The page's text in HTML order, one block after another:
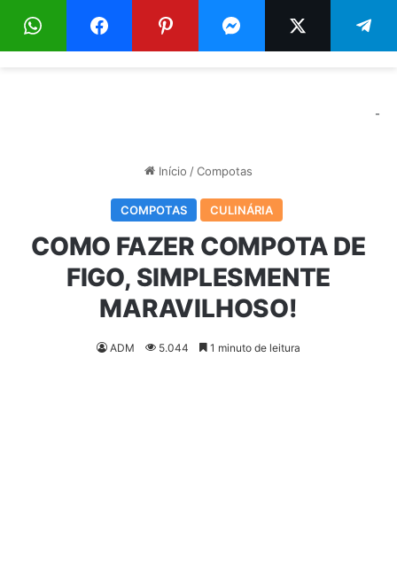
Menu
-
Início /Compotas
COMPOTAS CULINÁRIA
COMO FAZER COMPOTA DE
FIGO, SIMPLESMENTE
MARAVILHOSO!
ADM 5.044 1 minuto de leitura